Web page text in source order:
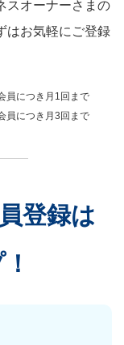
スオーナーさまの
はお気軽にご登録
につき月1回まで
につき月3回まで
登録は